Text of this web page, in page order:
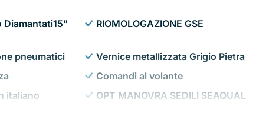
Diamantati15"
RIOMOLOGAZIONE GSE
pneumatici
Vernice metallizzata Grigio Pietra
Comandi al volante
italiano
OPT MANOVRA SEDILI SEAQUAL